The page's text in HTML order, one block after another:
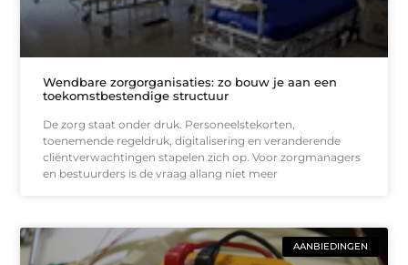
Wendbare zorgorganisaties: zo bouw je aan een
toekomstbestendige structuur
De zorg staat onder druk. Personeelstekorten,
toenemende regeldruk, digitalisering en veranderende
cliëntverwachtingen stapelen zich op. Voor zorgmanagers
en bestuurders is de vraag allang niet meer
AANBIEDINGEN